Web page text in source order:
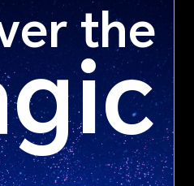
the